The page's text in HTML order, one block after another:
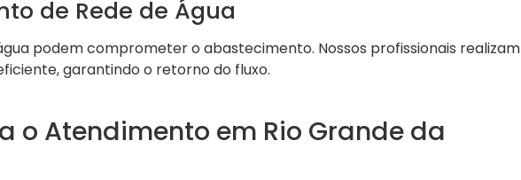
de Rede de Água
podem comprometer o abastecimento. Nossos profissionais realizam
garantindo o retorno do fluxo.
o Atendimento em Rio Grande da